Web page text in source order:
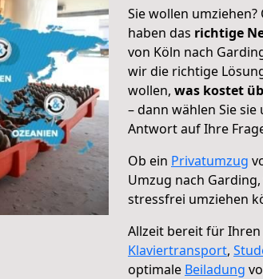
Sie wollen
haben das richtige
von Köln nach
wir die richtige
wollen, was kostet
– dann wählen Sie
Antwort auf Ihre
Ob ein Privatumzug
Umzug nach Garding,
stressfrei umziehen
Allzeit bereit für Ihren
Klaviertransport,
optimale Beiladung